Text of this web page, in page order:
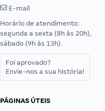
E-mail
Horário de atendimento:
segunda a sexta (8h às 20h),
sábado (9h às 13h).
Foi aprovado?
Envie-nos a sua história!
PÁGINAS ÚTEIS